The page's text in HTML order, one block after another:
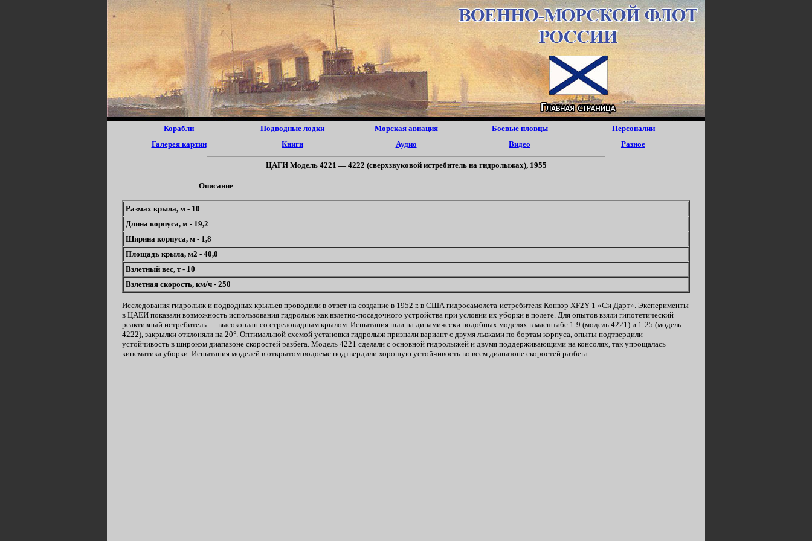
Корабли Подводные лодки Морская авиация Боевые пловцы
Персоналии
Галерея картин
Книги Аудио Видео Разное
ЦАГИ Модель 4221 — 4222 (сверхзвуковой истребитель на гидролыжах), 1955
Описание
Размах крыла, м - 10
Длина корпуса, м - 19,2
Ширина корпуса, м - 1,8
Площадь крыла, м2 - 40,0
Взлетный вес, т - 10
Взлетная скорость, км/ч - 250
Исследования гидролыж и подводных крыльев проводили в ответ на создание в 1952 г. в США гидросамолета-истребителя Конвэр XF2Y-1 «Си Дарт». Эксперименты
в ЦАЕИ показали возможность использования гидролыж как взлетно-посадочного устройства при условии их уборки в полете. Для опытов взяли гипотетический
реактивный истребитель — высокоплан со стреловидным крылом. Испытания шли на динамически подобных моделях в масштабе 1:9 (модель 4221) и 1:25 (модель
4222), закрылки отклоняли на 20°. Оптимальной схемой установки гидролыж признали вариант с двумя лыжами по бортам корпуса, опыты подтвердили
устойчивость в широком диапазоне скоростей разбега. Модель 4221 сделали с основной гидролыжей и двумя поддерживающими на консолях, так упрощалась
кинематика уборки. Испытания моделей в открытом водоеме подтвердили хорошую устойчивость во всем диапазоне скоростей разбега.